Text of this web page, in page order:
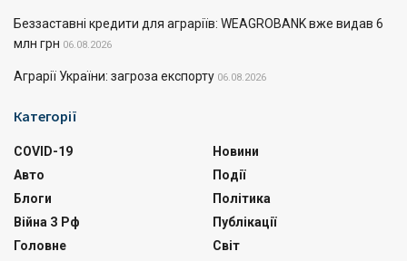
Беззаставні кредити для аграріїв: WEAGROBANK вже видав 6
млн грн 06.08.2026
Аграрії України: загроза експорту 06.08.2026
Категорії
COVID-19
Авто
Блоги
Війна З Рф
Головне
Новини
Події
Політика
Публікації
Світ